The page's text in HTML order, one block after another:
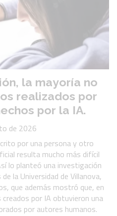
la mayoría no
realizados por
por la IA.
de 2026
por una persona y otro
resulta mucho más difícil
lo planteó una investigación
la Universidad de Villanova,
que además mostró que, en
por IA obtuvieron una
por autores humanos.